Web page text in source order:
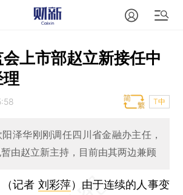
上市部赵立新接任中
T中
泽华刚刚调任四川省金融办主任，
由赵立新主持，目前由其两边兼顾
（记者 刘彩萍） 由于连续的人事变